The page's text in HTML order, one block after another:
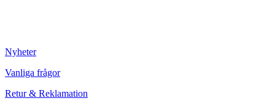
Nyheter
Vanliga frågor
Retur & Reklamation